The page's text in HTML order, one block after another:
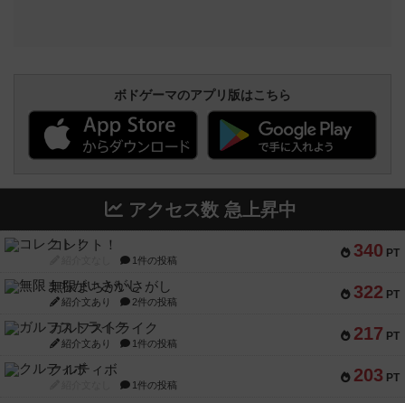
ボドゲーマのアプリ版はこちら
アクセス数 急上昇中
340 PT
コレクト！
1件の投稿
322 PT
無限まちがいさがし
紹介文あり 2件の投稿
217 PT
ガルフストライク
紹介文あり 1件の投稿
203 PT
クルティボ
1件の投稿